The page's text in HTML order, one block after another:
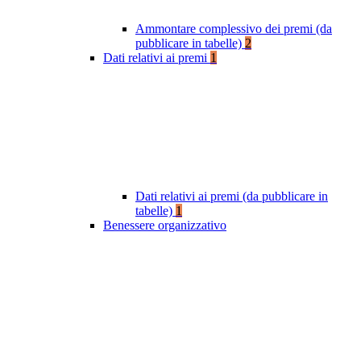
Ammontare complessivo dei premi (da
pubblicare in tabelle) 2
Dati relativi ai premi 1
Dati relativi ai premi (da pubblicare in
tabelle) 1
Benessere organizzativo